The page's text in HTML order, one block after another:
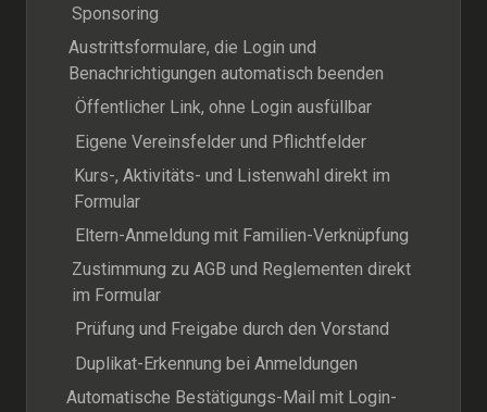
Sponsoring
Austrittsformulare, die Login und
Benachrichtigungen automatisch beenden
Öffentlicher Link, ohne Login ausfüllbar
Eigene Vereinsfelder und Pflichtfelder
Kurs-, Aktivitäts- und Listenwahl direkt im
Formular
Eltern-Anmeldung mit Familien-Verknüpfung
Zustimmung zu AGB und Reglementen direkt
im Formular
Prüfung und Freigabe durch den Vorstand
Duplikat-Erkennung bei Anmeldungen
Automatische Bestätigungs-Mail mit Login-